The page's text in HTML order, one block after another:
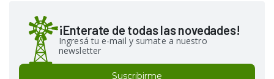
¡Enterate de todas las novedades!
Ingresá tu e-mail y sumate a nuestro
newsletter
Suscribirme